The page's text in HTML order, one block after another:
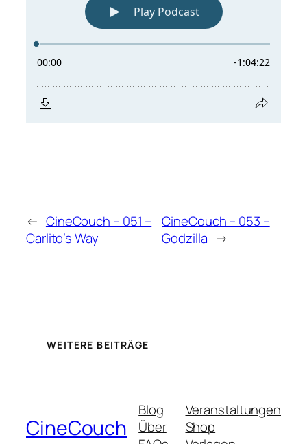
← CineCouch – 051 –
Carlito’s Way
CineCouch – 053 –
Godzilla →
WEITERE BEITRÄGE
CineCouch
Blog
Über
Veranstaltungen
Shop